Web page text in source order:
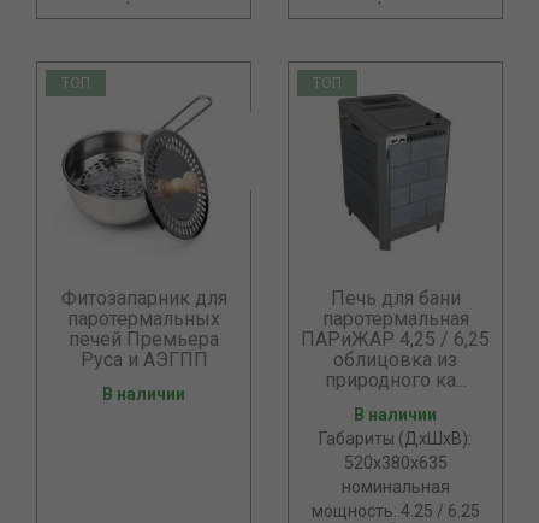
ТОП
Фитозапарник для
паротермальных
печей Премьера
Руса и АЭГПП
В наличии
ТОП
Печь для бани
паротермальная
ПАРиЖАР 4,25 / 6,25
облицовка из
природного ка...
В наличии
Габариты (ДхШхВ):
520х380х635
номинальная
мощность: 4.25 / 6.25